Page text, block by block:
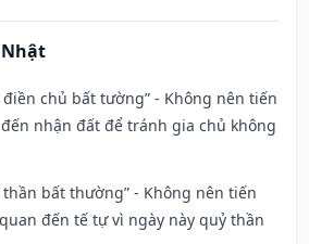
Nhật
điền chủ bất tường” - Không nên tiến
nhận đất để tránh gia chủ không
thần bất thường” - Không nên tiến
đến tế tự vì ngày này quỷ thần